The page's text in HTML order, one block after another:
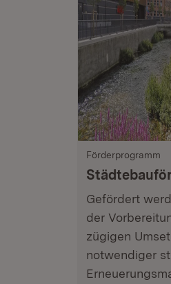
Förderprogramm
Gefördert
der
zügigen
notwendiger